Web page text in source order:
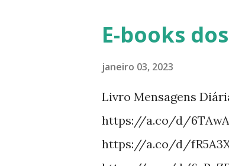
E-books
janeiro 03, 2023
Livro Mensagens
https://a.co/d/
https://a.co/d/